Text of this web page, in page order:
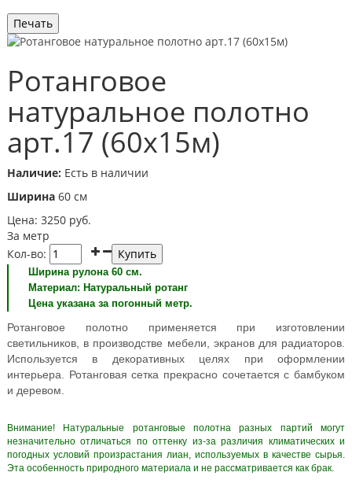
Ротанговое
натуральное полотно
арт.17 (60х15м)
Наличие: Есть в наличии
Ширина 60 cм
Цена: 3250 руб.
За метр
Кол-во:
Ширина рулона 60 см.
Материал: Натуральный ротанг
Цена указана за погонный метр.
Ротанговое полотно применяется при изготовлении
светильников, в производстве мебели, экранов для радиаторов.
Используется в декоративных целях при оформлении
интерьера. Ротанговая сетка прекрасно сочетается с бамбуком
и деревом.
Внимание! Натуральные ротанговые полотна разных партий могут
незначительно отличаться по оттенку из-за различия климатических и
погодных условий произрастания лиан, используемых в качестве сырья.
Эта особенность природного материала и не рассматривается как брак.